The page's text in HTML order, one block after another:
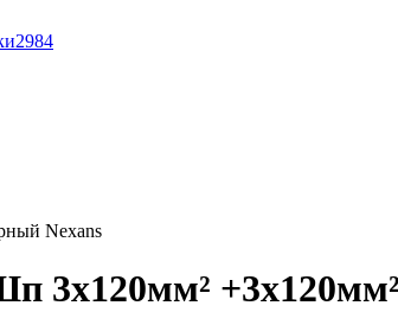
2984
Nexans
3x120мм²